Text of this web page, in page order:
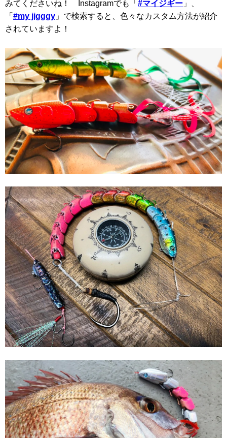
みてくださいね！ Instagramでも「 #マイジギー 」、
「 #my jigggy 」で検索すると、色々なカスタム方法が紹介
されていますよ！